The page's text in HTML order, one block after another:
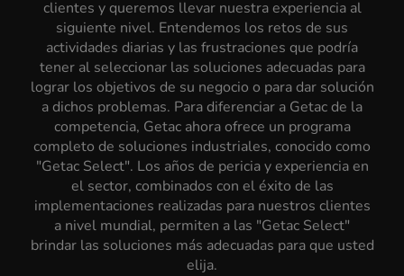
clientes y queremos llevar nuestra experiencia al
siguiente nivel. Entendemos los retos de sus
actividades diarias y las frustraciones que podría
tener al seleccionar las soluciones adecuadas para
lograr los objetivos de su negocio o para dar solución
a dichos problemas. Para diferenciar a Getac de la
competencia, Getac ahora ofrece un programa
completo de soluciones industriales, conocido como
"Getac Select". Los años de pericia y experiencia en
el sector, combinados con el éxito de las
implementaciones realizadas para nuestros clientes
a nivel mundial, permiten a las "Getac Select"
brindar las soluciones más adecuadas para que usted
elija.